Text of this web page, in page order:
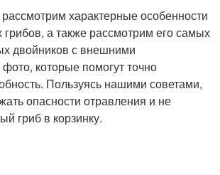
характерные особенности
а также рассмотрим его самых
двойников с внешними
которые помогут точно
Пользуясь нашими советами,
опасности отравления и не
гриб в корзинку.